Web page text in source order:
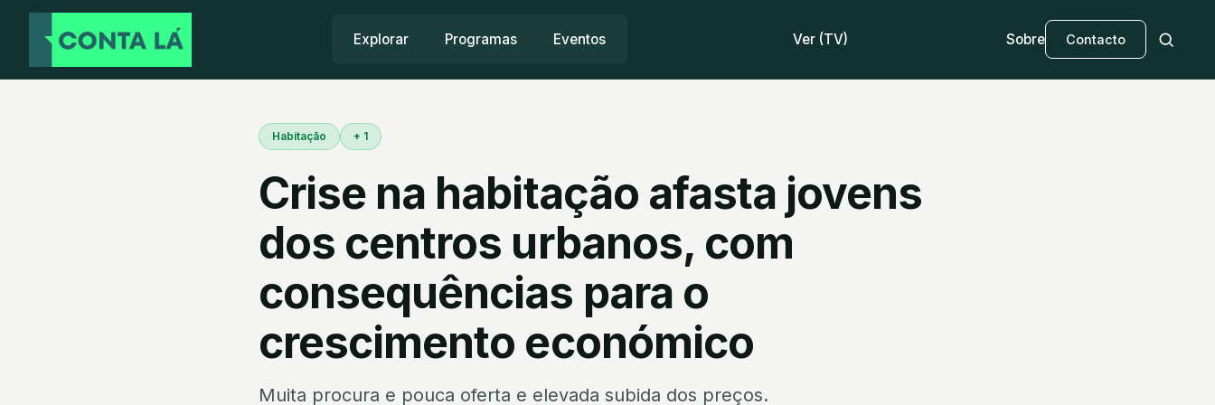
Explorar Programas Eventos Ver (TV) Sobre Contacto
Habitação + 1
Crise na habitação afasta jovens
dos centros urbanos, com
consequências para o
crescimento económico
Muita procura e pouca oferta e elevada subida dos preços.